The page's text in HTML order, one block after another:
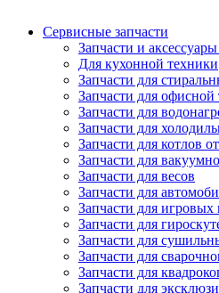
Сервисные запчасти
Запчасти и
Для кухонной техники
Запчасти для
Запчасти для офисной
Запчасти для
Запчасти для
Запчасти для котлов
Запчасти для
Запчасти для весов
Запчасти для
Запчасти для игровых
Запчасти для
Запчасти для
Запчасти для
Запчасти для
Запчасти для